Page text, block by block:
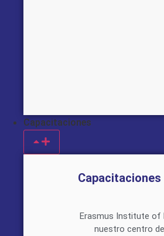
Capacitaciones
Capacitaciones
Erasmus Institute of
nuestro centro